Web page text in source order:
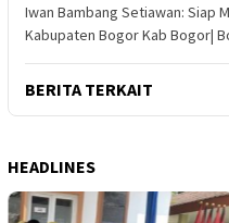
Iwan Bambang Setiawan: Siap
Kabupaten Bogor Kab Bogor|
BERITA TERKAIT
HEADLINES